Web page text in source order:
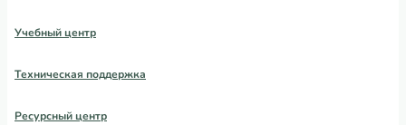
Учебный центр
Техническая поддержка
Ресурсный центр